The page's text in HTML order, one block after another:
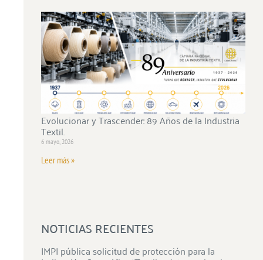
Evolucionar y Trascender: 89 Años de la Industria
Textil.
6 mayo, 2026
Leer más »
NOTICIAS RECIENTES
IMPI pública solicitud de protección para la